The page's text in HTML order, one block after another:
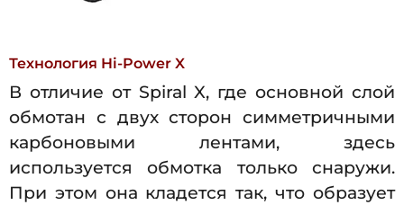
Технология Hi-Power X
В отличие от Spiral X, где основной слой
обмотан с двух сторон симметричными
карбоновыми лентами, здесь
используется обмотка только снаружи.
При этом она кладется так, что образует